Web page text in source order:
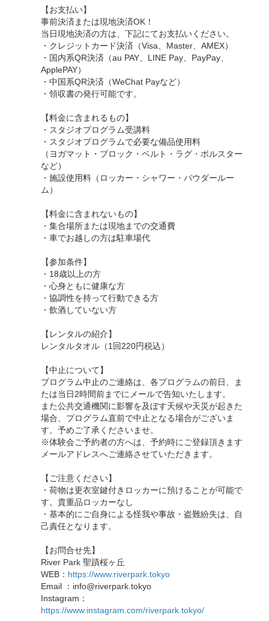
【お支払い】
事前決済または現地決済OK！
当日現地決済の方は、下記にてお支払いください。
・クレジットカード決済（Visa、Master、AMEX）
・国内系QR決済（au PAY、LINE Pay、PayPay、
ApplePAY）
・中国系QR決済（WeChat Payなど）
・領収書の発行可能です。
【料金に含まれるもの】
・スタジオプログラム受講料
・スタジオプログラムで必要な備品使用料
（ヨガマット・ブロック・ベルト・ラグ・ボルスター
など）
・施設使用料（ロッカー・シャワー・パウダールー
ム）
【料金に含まれないもの】
・集合場所または現地までの交通費
・車でお越しの方は駐車場代
【参加条件】
・18歳以上の方
・心身ともに健康な方
・協調性を持って行動できる方
・飲酒していない方
【レンタルの紹介】
レンタルタオル（1回220円税込）
【中止について】
プログラム中止のご連絡は、各プログラムの前日、ま
たは当日2時間前までにメールで告知いたします。
また公共交通機関に影響を及ぼす天候や天災が起きた
場合、プログラム直前で中止となる場合がございま
す。予めご了承くださいませ。
※体験会ご予約者の方へは、予約時にご登録頂きます
メールアドレスへご連絡させていただきます。
【ご注意ください】
・荷物は更衣室鍵付きロッカーに預けることが可能で
す。貴重品ロッカーなし
・基本的にご自身による怪我や事故・盗難紛失は、自
己責任となります。
【お問合せ先】
River Park 聖蹟桜ヶ丘
WEB： https://www.riverpark.tokyo
Email ：info@riverpark.tokyo
Instagram：
https://www.instagram.com/riverpark.tokyo/